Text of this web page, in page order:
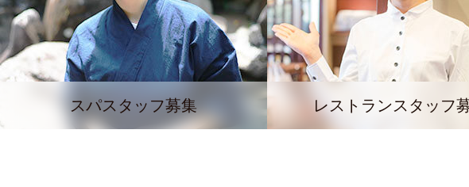
スパスタッフ募集 レストランスタッフ